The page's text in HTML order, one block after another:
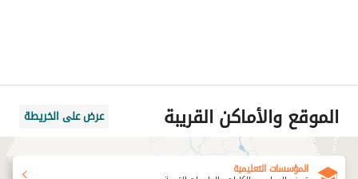
الموقع والأماكن القريبة عرض على الخريطة
المؤسسات التعليمية